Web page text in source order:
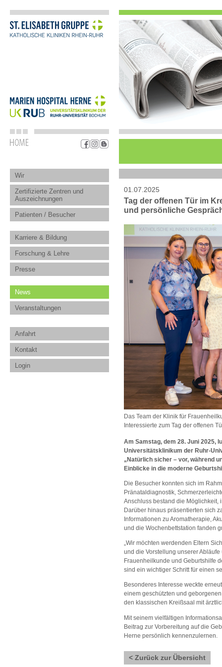
Wir
Zertifizierte Zentren und
Auszeichnungen
Patienten / Besucher
Karriere & Bildung
Forschung & Lehre
Presse
News
Veranstaltungen
Anfahrt
Kontakt
Login
01.07.2025
Tag der offenen Tür im
und persönliche
Das Team der Klinik für
Interessierte zum Tag der offenen
Am Samstag, dem 28. Juni 2025,
Universitätsklinikum der Ruhr-
„Natürlich sicher – vor, während
Einblicke in die moderne
Die Besucher konnten sich im
Pränataldiagnostik,
Anschluss bestand die Möglichkeit,
Darüber hinaus präsentierten sich
Informationen zu Aromatherapie,
und die Wochenbettstation fanden
„Wir möchten werdenden Eltern
und die Vorstellung unserer
Frauenheilkunde und Geburtshilfe
sind ein wichtiger Schritt für einen
Besonderes Interesse weckte
einem geschützten und
den klassischen Kreißsaal mit
Mit seinem vielfältigen
Beitrag zur Vorbereitung auf die
Herne persönlich kennenzulernen.
< Zurück zur Übersicht